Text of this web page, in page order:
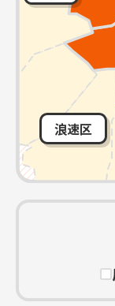
浪速区